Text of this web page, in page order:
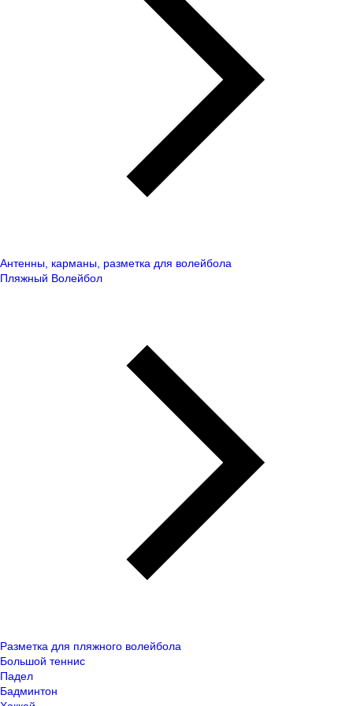
Антенны, карманы, разметка для волейбола
Пляжный Волейбол
Разметка для пляжного волейбола
Большой теннис
Падел
Бадминтон